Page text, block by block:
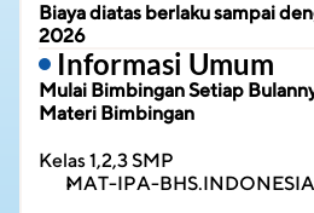
Biaya diatas berlaku sampai
2026
Informasi Umum
Mulai Bimbingan Setiap
Materi Bimbingan
Kelas 1,2,3 SMP
MAT-IPA-